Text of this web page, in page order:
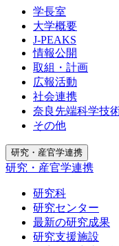
学長室
大学概要
J-PEAKS
情報公開
取組・計画
広報活動
社会連携
奈良先端科学技
その他
研究・産官学連携
研究・産官学連携
研究科
研究センター
最新の研究成果
研究支援施設